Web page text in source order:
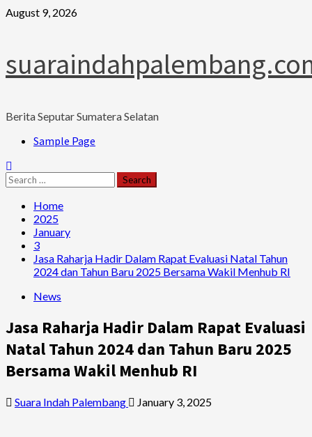
Skip
August 9, 2026
Berita Seputar Sumatera Selatan
PrimarySample Page
Search
for:
Home
2025
January
3
Jasa Raharja Hadir Dalam Rapat Evaluasi Natal Tahun
2024 dan Tahun Baru 2025 Bersama Wakil Menhub RI
News
Jasa Raharja Hadir Dalam Rapat Evaluasi
Natal Tahun 2024 dan Tahun Baru 2025
Bersama Wakil Menhub RI
Suara Indah Palembang January 3, 2025